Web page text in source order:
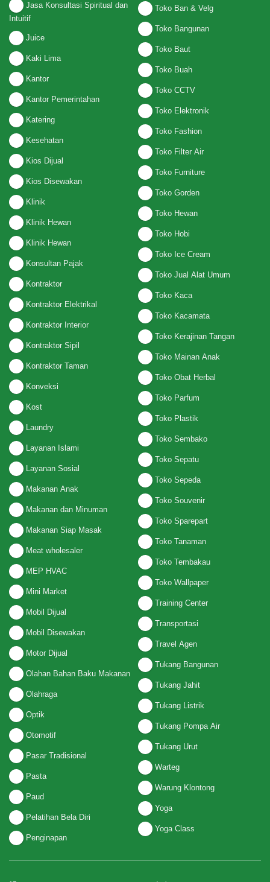
Jasa Konsultasi Spiritual dan
Intuitif
Juice
Kaki Lima
Kantor
Kantor Pemerintahan
Katering
Kesehatan
Kios Dijual
Kios Disewakan
Klinik
Klinik Hewan
Klinik Hewan
Konsultan Pajak
Kontraktor
Kontraktor Elektrikal
Kontraktor Interior
Kontraktor Sipil
Kontraktor Taman
Konveksi
Kost
Laundry
Layanan Islami
Layanan Sosial
Makanan Anak
Makanan dan Minuman
Makanan Siap Masak
Meat wholesaler
MEP HVAC
Mini Market
Mobil Dijual
Mobil Disewakan
Motor Dijual
Olahan Bahan Baku Makanan
Olahraga
Optik
Otomotif
Pasar Tradisional
Pasta
Paud
Pelatihan Bela Diri
Penginapan
Toko Ban & Velg
Toko Bangunan
Toko Baut
Toko Buah
Toko CCTV
Toko Elektronik
Toko Fashion
Toko Filter Air
Toko Furniture
Toko Gorden
Toko Hewan
Toko Hobi
Toko Ice Cream
Toko Jual Alat Umum
Toko Kaca
Toko Kacamata
Toko Kerajinan Tangan
Toko Mainan Anak
Toko Obat Herbal
Toko Parfum
Toko Plastik
Toko Sembako
Toko Sepatu
Toko Sepeda
Toko Souvenir
Toko Sparepart
Toko Tanaman
Toko Tembakau
Toko Wallpaper
Training Center
Transportasi
Travel Agen
Tukang Bangunan
Tukang Jahit
Tukang Listrik
Tukang Pompa Air
Tukang Urut
Warteg
Warung Klontong
Yoga
Yoga Class